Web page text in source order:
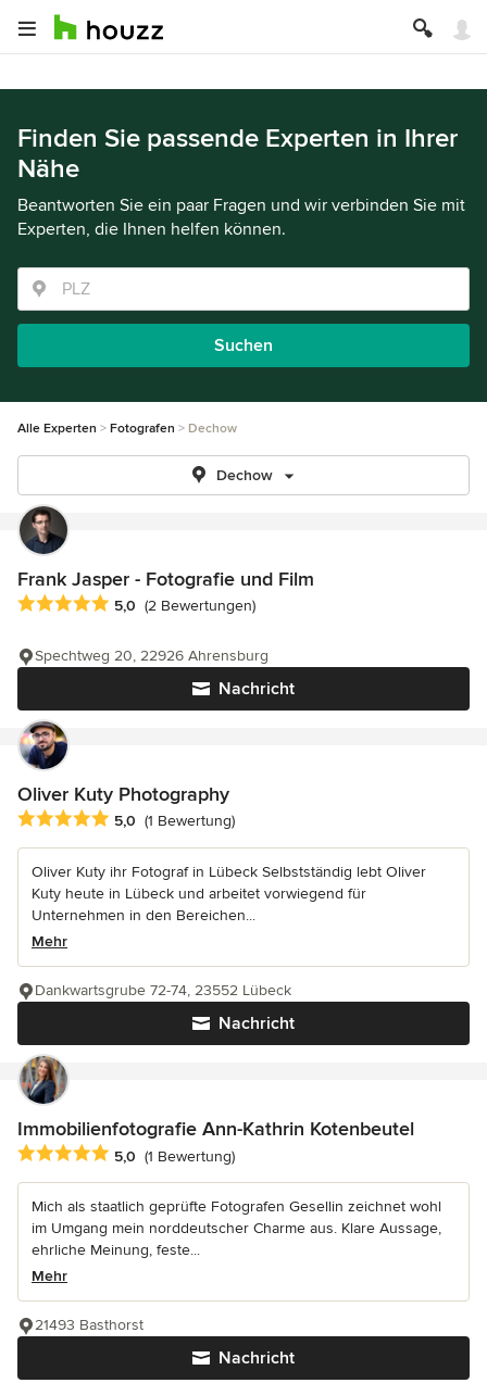
Finden Sie passende Experten in Ihrer
Nähe
Beantworten Sie ein paar Fragen und wir verbinden Sie mit
Experten, die Ihnen helfen können.
Suchen
Alle Experten Fotografen Dechow
Dechow
Frank Jasper - Fotografie und Film
Durchschnittliche Bewertung: 5 von 5 Sternen
5,0 (2 Bewertungen)
Nachricht
Spechtweg 20, 22926 Ahrensburg
Oliver Kuty Photography
Durchschnittliche Bewertung: 5 von 5 Sternen
5,0 (1 Bewertung)
Oliver Kuty ihr Fotograf in Lübeck Selbstständig lebt Oliver
Kuty heute in Lübeck und arbeitet vorwiegend für
Unternehmen in den Bereichen...
Mehr
Nachricht
Dankwartsgrube 72-74, 23552 Lübeck
Immobilienfotografie Ann-Kathrin Kotenbeutel
Durchschnittliche Bewertung: 5 von 5 Sternen
5,0 (1 Bewertung)
Mich als staatlich geprüfte Fotografen Gesellin zeichnet wohl
im Umgang mein norddeutscher Charme aus. Klare Aussage,
ehrliche Meinung, feste...
Mehr
Nachricht
21493 Basthorst